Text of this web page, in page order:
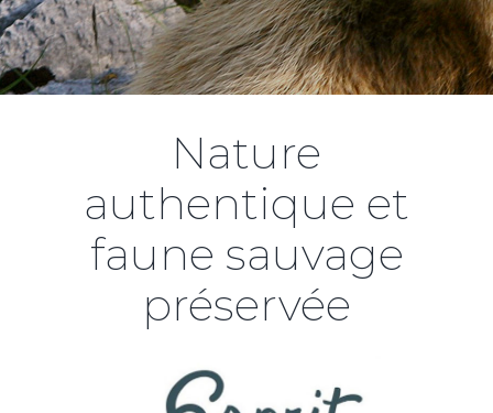
Nature
authentique et
faune sauvage
préservée